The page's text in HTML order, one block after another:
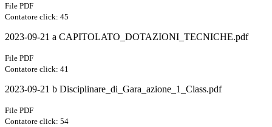
File PDF
Contatore click: 45
2023-09-21 a CAPITOLATO_DOTAZIONI_TECNICHE.pdf
File PDF
Contatore click: 41
2023-09-21 b Disciplinare_di_Gara_azione_1_Class.pdf
File PDF
Contatore click: 54